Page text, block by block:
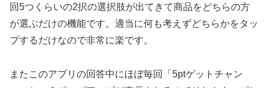
回5つくらいの2択の選択肢が出てきて商品をどちらの方
が選ぶだけの機能です。適当に何も考えずどちらかをタッ
プするだけなので非常に楽です。
またこのアプリの回答中にほぼ毎回「5ptゲットチャン